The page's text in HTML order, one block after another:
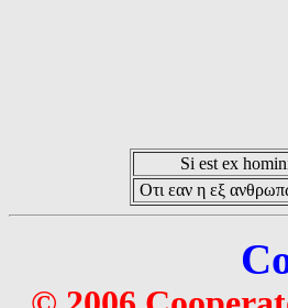
Si est ex
Οτι εαν η εξ